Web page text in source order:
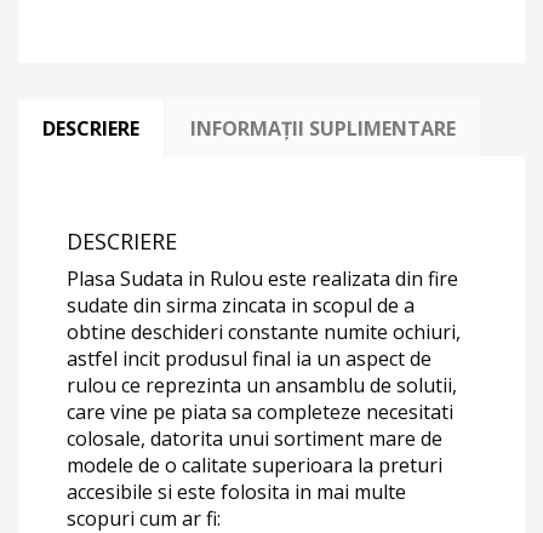
DESCRIERE INFORMAȚII SUPLIMENTARE
DESCRIERE
Plasa Sudata in Rulou este realizata din fire
sudate din sirma zincata in scopul de a
obtine deschideri constante numite ochiuri,
astfel incit produsul final ia un aspect de
rulou ce reprezinta un ansamblu de solutii,
care vine pe piata sa completeze necesitati
colosale, datorita unui sortiment mare de
modele de o calitate superioara la preturi
accesibile si este folosita in mai multe
scopuri cum ar fi: